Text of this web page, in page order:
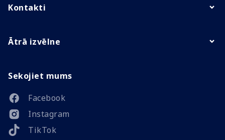
Kontakti
Ātrā izvēlne
Sekojiet mums
Facebook
Instagram
TikTok